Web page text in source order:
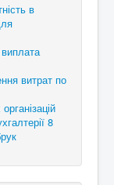
в
витрат по
8